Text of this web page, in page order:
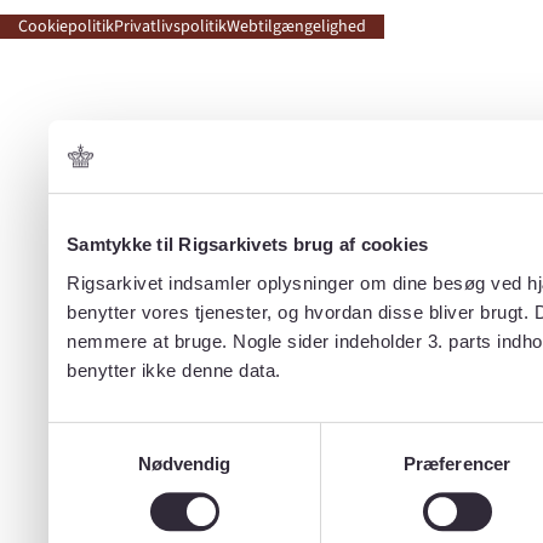
Samtykke til Rigsarkivets brug af cookies
Rigsarkivet indsamler oplysninger om dine besøg ved
benytter vores tjenester, og hvordan disse bliver
nemmere at bruge. Nogle sider indeholder 3. parts
benytter ikke denne data.
Nødvendig
Præferencer
CookiepolitikPrivatlivspolitikWebtilgængelighed